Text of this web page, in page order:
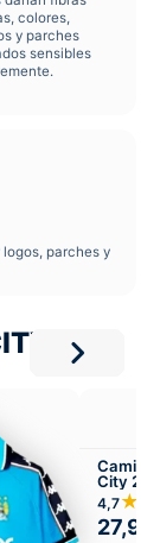
colores,
y parches
sensibles
parches y
City
4,7
27,99